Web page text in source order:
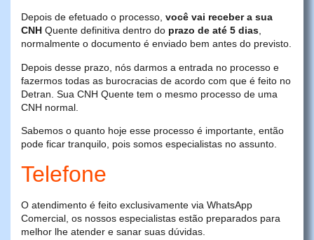
Depois de efetuado o processo, você vai receber a sua
CNH Quente definitiva dentro do prazo de até 5 dias,
normalmente o documento é enviado bem antes do previsto.
Depois desse prazo, nós darmos a entrada no processo e
fazermos todas as burocracias de acordo com que é feito no
Detran. Sua CNH Quente tem o mesmo processo de uma
CNH normal.
Sabemos o quanto hoje esse processo é importante, então
pode ficar tranquilo, pois somos especialistas no assunto.
Telefone
O atendimento é feito exclusivamente via WhatsApp
Comercial, os nossos especialistas estão preparados para
melhor lhe atender e sanar suas dúvidas.